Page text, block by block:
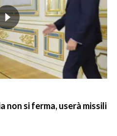
non si ferma, userà missili